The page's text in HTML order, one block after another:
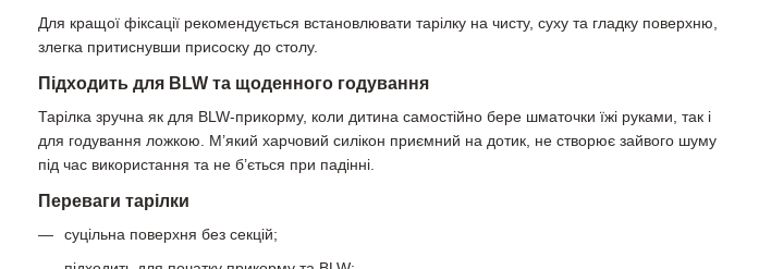
Для кращої фіксації рекомендується встановлювати тарілку на чисту, суху та гладку поверхню,
злегка притиснувши присоску до столу.
Підходить для BLW та щоденного годування
Тарілка зручна як для BLW-прикорму, коли дитина самостійно бере шматочки їжі руками, так і
для годування ложкою. М’який харчовий силікон приємний на дотик, не створює зайвого шуму
під час використання та не б’ється при падінні.
Переваги тарілки
суцільна поверхня без секцій;